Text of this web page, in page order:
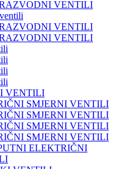
VENTILI
VENTILI
VENTILI
VENTILI
SMJERNI VENTILI
SMJERNI VENTILI
SMJERNI VENTILI
SMJERNI VENTILI
ELEKTRIČNI